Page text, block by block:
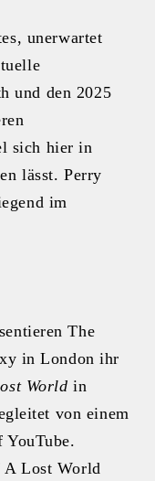
unerwartet
und den 2025
sich hier in
lässt. Perry
im
The
in London ihr
World in
von einem
YouTube.
A Lost World